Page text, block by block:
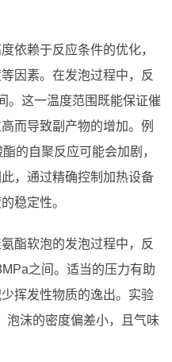
依赖于反应条件的优化，
因素。在发泡过程中，反
这一温度范围既能保证催
而导致副产物的增加。例
的自聚反应可能会加剧，
，通过精确控制加热设备
稳定性。
酯软泡的发泡过程中，反
之间。适当的压力有助
挥发性物质的逸出。实验
泡沫的密度偏差小，且气味